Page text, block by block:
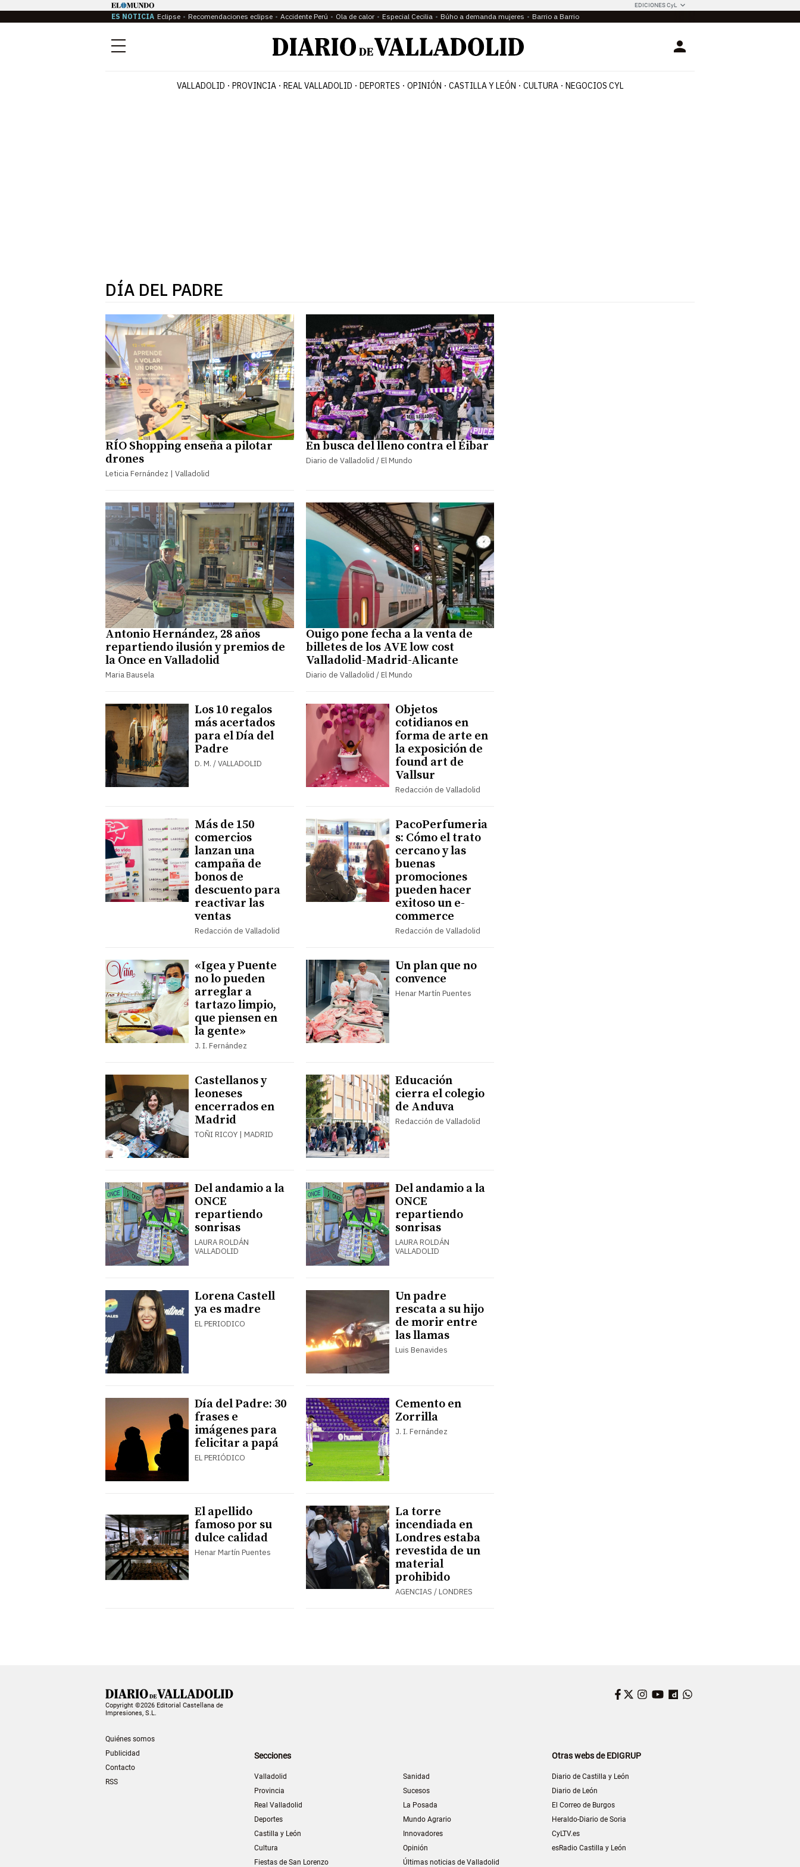
EDICIONES CyL
ES NOTICIA Eclipse Recomendaciones eclipse Accidente Perú Ola de calor Especial Cecilia Búho a demanda mujeres Barrio a Barrio
Menú Login
VALLADOLID PROVINCIA REAL VALLADOLID DEPORTES OPINIÓN CASTILLA Y LEÓN CULTURA NEGOCIOS CYL
DÍA DEL PADRE
RÍO Shopping enseña a pilotar
drones
Leticia Fernández | Valladolid
En busca del lleno contra el Éibar
Diario de Valladolid / El Mundo
Antonio Hernández, 28 años
repartiendo ilusión y premios de
la Once en Valladolid
Maria Bausela
Ouigo pone fecha a la venta de
billetes de los AVE low cost
Valladolid-Madrid-Alicante
Diario de Valladolid / El Mundo
Los 10 regalos
más acertados
para el Día del
Padre
D. M. / VALLADOLID
Objetos
cotidianos en
forma de arte en
la exposición de
found art de
Vallsur
Redacción de Valladolid
Más de 150
comercios
lanzan una
campaña de
bonos de
descuento para
reactivar las
ventas
Redacción de Valladolid
PacoPerfumeria
s: Cómo el trato
cercano y las
buenas
promociones
pueden hacer
exitoso un e-
commerce
Redacción de Valladolid
«Igea y Puente
no lo pueden
arreglar a
tartazo limpio,
que piensen en
la gente»
J. I. Fernández
Un plan que no
convence
Henar Martín Puentes
Castellanos y
leoneses
encerrados en
Madrid
TOÑI RICOY | MADRID
Educación
cierra el colegio
de Anduva
Redacción de Valladolid
Del andamio a la
ONCE
repartiendo
sonrisas
LAURA ROLDÁN
VALLADOLID
Del andamio a la
ONCE
repartiendo
sonrisas
LAURA ROLDÁN
VALLADOLID
Lorena Castell
ya es madre
EL PERIODICO
Un padre
rescata a su hijo
de morir entre
las llamas
Luis Benavides
Día del Padre: 30
frases e
imágenes para
felicitar a papá
EL PERIÓDICO
Cemento en
Zorrilla
J. I. Fernández
El apellido
famoso por su
dulce calidad
Henar Martín Puentes
La torre
incendiada en
Londres estaba
revestida de un
material
prohibido
AGENCIAS / LONDRES
Copyright ©2026 Editorial Castellana de
Impresiones, S.L.
Quiénes somos
Publicidad
Contacto
RSS
Facebook
Twitter
Instagram
YouTube
Dailymotion
Secciones
Valladolid
Provincia
Real Valladolid
Deportes
Castilla y León
Cultura
Fiestas de San Lorenzo
Sanidad
Sucesos
La Posada
Mundo Agrario
Innovadores
Opinión
Últimas noticias de Valladolid
Otras webs de EDIGRUP
Diario de Castilla y León
Diario de León
El Correo de Burgos
Heraldo-Diario de Soria
CyLTV.es
esRadio Castilla y León